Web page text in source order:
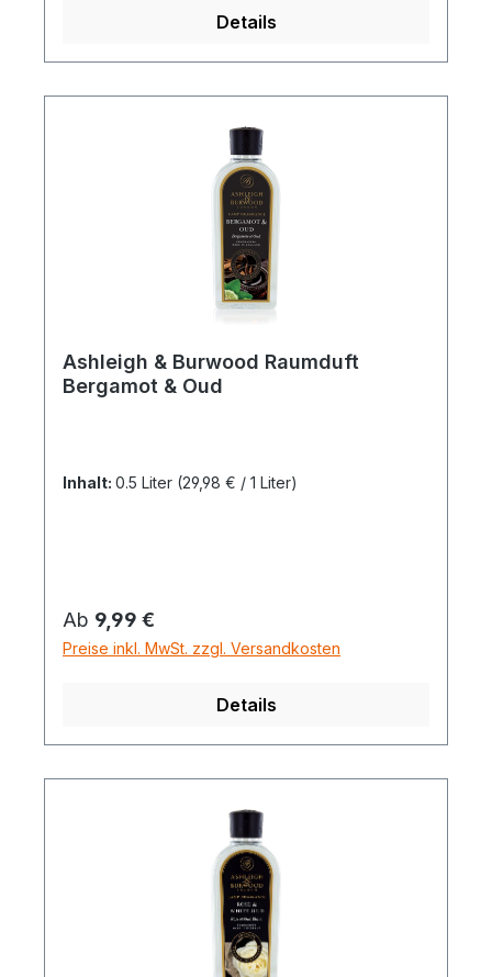
Details
Ashleigh & Burwood Raumduft
Bergamot & Oud
Inhalt: 0.5 Liter (29,98 € / 1 Liter)
Regulärer Preis:
Ab 9,99 €
Preise inkl. MwSt. zzgl. Versandkosten
Details